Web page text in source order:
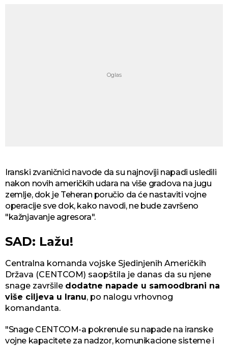
Iranski zvaničnici navode da su najnoviji napadi usledili
nakon novih američkih udara na više gradova na jugu
zemlje, dok je Teheran poručio da će nastaviti vojne
operacije sve dok, kako navodi, ne bude završeno
"kažnjavanje agresora".
SAD: Lažu!
Centralna komanda vojske Sjedinjenih Američkih
Država (CENTCOM) saopštila je danas da su njene
snage završile dodatne napade u samoodbrani na
više ciljeva u Iranu, po nalogu vrhovnog
komandanta.
"Snage CENTCOM-a pokrenule su napade na iranske
vojne kapacitete za nadzor, komunikacione sisteme i